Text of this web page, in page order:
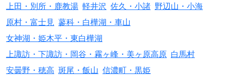
上田・別所・鹿教湯 軽井沢 佐久・小諸 野辺山・小海
原村・富士見 蓼科・白樺湖・車山
女神湖・姫木平・東白樺湖
上諏訪・下諏訪・岡谷・霧ヶ峰・美ヶ原高原 白馬村
安曇野・穂高 斑尾・飯山 信濃町・黒姫